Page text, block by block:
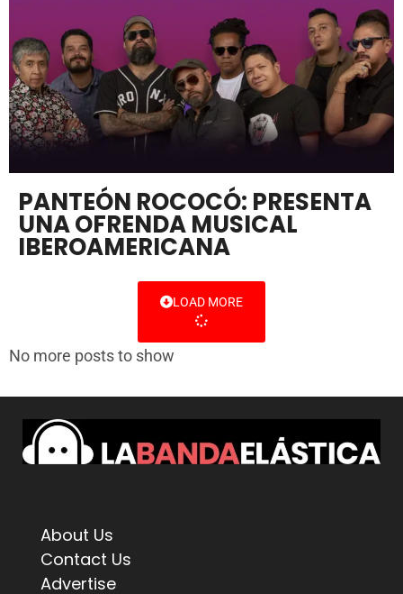
PANTEÓN ROCOCÓ: PRESENTA
UNA OFRENDA MUSICAL
IBEROAMERICANA
LOAD MORE
No more posts to show
About Us
Contact Us
Advertise